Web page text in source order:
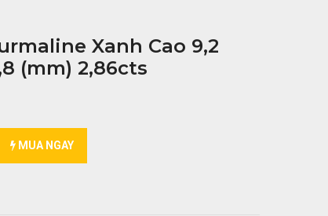
Xanh Cao 9,2
(mm) 2,86cts
MUA NGAY